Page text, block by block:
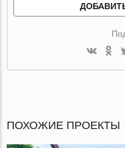
ПОХОЖИЕ ПРОЕКТЫ